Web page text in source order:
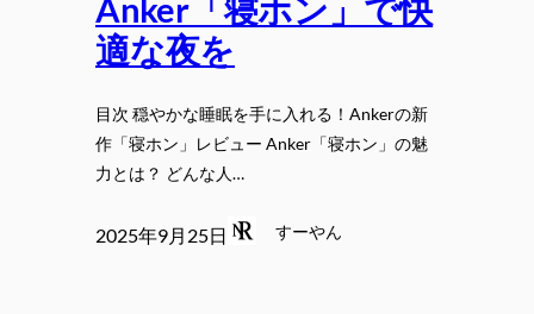
Anker「寝ホン」で快
適な夜を
目次 穏やかな睡眠を手に入れる！Ankerの新
作「寝ホン」レビュー Anker「寝ホン」の魅
力とは？ どんな人…
2025年9月25日 すーやん